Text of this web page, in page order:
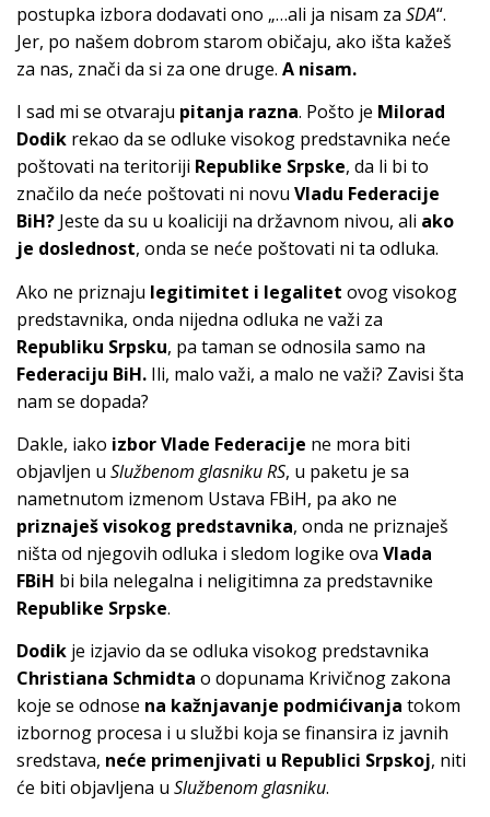
postupka izbora dodavati ono „…ali ja nisam za SDA“.
Jer, po našem dobrom starom običaju, ako išta kažeš
za nas, znači da si za one druge. A nisam.
I sad mi se otvaraju pitanja razna. Pošto je Milorad
Dodik rekao da se odluke visokog predstavnika neće
poštovati na teritoriji Republike Srpske, da li bi to
značilo da neće poštovati ni novu Vladu Federacije
BiH? Jeste da su u koaliciji na državnom nivou, ali ako
je doslednost, onda se neće poštovati ni ta odluka.
Ako ne priznaju legitimitet i legalitet ovog visokog
predstavnika, onda nijedna odluka ne važi za
Republiku Srpsku, pa taman se odnosila samo na
Federaciju BiH. Ili, malo važi, a malo ne važi? Zavisi šta
nam se dopada?
Dakle, iako izbor Vlade Federacije ne mora biti
objavljen u Službenom glasniku RS, u paketu je sa
nametnutom izmenom Ustava FBiH, pa ako ne
priznaješ visokog predstavnika, onda ne priznaješ
ništa od njegovih odluka i sledom logike ova Vlada
FBiH bi bila nelegalna i neligitimna za predstavnike
Republike Srpske.
Dodik je izjavio da se odluka visokog predstavnika
Christiana Schmidta o dopunama Krivičnog zakona
koje se odnose na kažnjavanje podmićivanja tokom
izbornog procesa i u službi koja se finansira iz javnih
sredstava, neće primenjivati u Republici Srpskoj, niti
će biti objavljena u Službenom glasniku.